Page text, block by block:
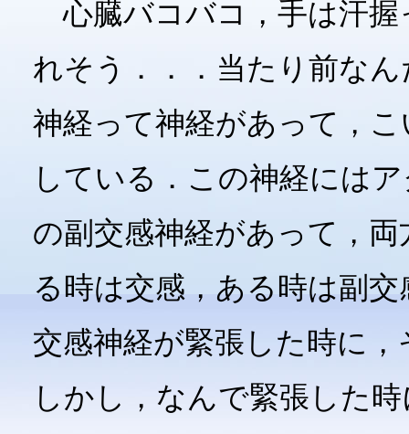
心臓バコバコ，手は汗握
れそう．．．当たり前な
神経って神経があって，
している．この神経には
の副交感神経があって，
る時は交感，ある時は副
交感神経が緊張した時に
しかし，なんで緊張した